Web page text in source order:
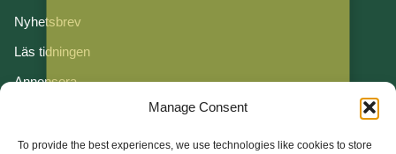
Manage Consent
To provide the best experiences, we use technologies like cookies to store
Nyhetsbrev
Läs tidningen
Annonsera
Vår integritetspolicy